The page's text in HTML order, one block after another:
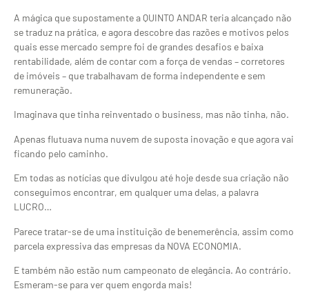
A mágica que supostamente a QUINTO ANDAR teria alcançado não
se traduz na prática, e agora descobre das razões e motivos pelos
quais esse mercado sempre foi de grandes desafios e baixa
rentabilidade, além de contar com a força de vendas – corretores
de imóveis – que trabalhavam de forma independente e sem
remuneração.
Imaginava que tinha reinventado o business, mas não tinha, não.
Apenas flutuava numa nuvem de suposta inovação e que agora vai
ficando pelo caminho.
Em todas as notícias que divulgou até hoje desde sua criação não
conseguimos encontrar, em qualquer uma delas, a palavra
LUCRO…
Parece tratar-se de uma instituição de benemerência, assim como
parcela expressiva das empresas da NOVA ECONOMIA.
E também não estão num campeonato de elegância. Ao contrário.
Esmeram-se para ver quem engorda mais!